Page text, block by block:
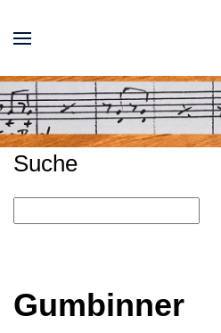
Suche
Gumbinner